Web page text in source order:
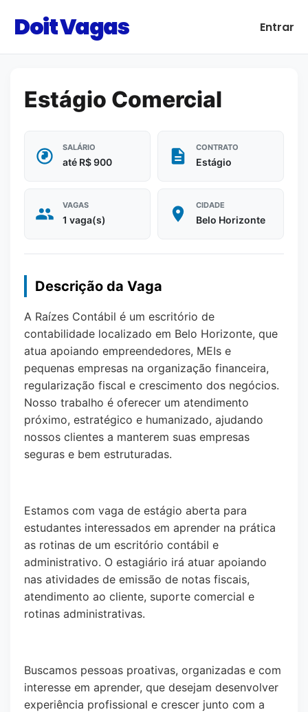
Doit Vagas Entrar
Estágio Comercial
SALÁRIO
até R$ 900
CONTRATO
Estágio
VAGAS
1 vaga(s)
CIDADE
Belo Horizonte
Descrição da Vaga
A Raízes Contábil é um escritório de
contabilidade localizado em Belo Horizonte, que
atua apoiando empreendedores, MEIs e
pequenas empresas na organização financeira,
regularização fiscal e crescimento dos negócios.
Nosso trabalho é oferecer um atendimento
próximo, estratégico e humanizado, ajudando
nossos clientes a manterem suas empresas
seguras e bem estruturadas.
Estamos com vaga de estágio aberta para
estudantes interessados em aprender na prática
as rotinas de um escritório contábil e
administrativo. O estagiário irá atuar apoiando
nas atividades de emissão de notas fiscais,
atendimento ao cliente, suporte comercial e
rotinas administrativas.
Buscamos pessoas proativas, organizadas e com
interesse em aprender, que desejam desenvolver
experiência profissional e crescer junto com a